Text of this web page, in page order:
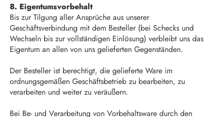
8. Eigentumsvorbehalt
Bis zur Tilgung aller Ansprüche aus unserer
Geschäftsverbindung mit dem Besteller (bei Schecks und
Wechseln bis zur vollständigen Einlösung) verbleibt uns das
Eigentum an allen von uns gelieferten Gegenständen.
Der Besteller ist berechtigt, die gelieferte Ware im
ordnungsgemäßen Geschäftsbetrieb zu bearbeiten, zu
verarbeiten und weiter zu veräußern.
Bei Be- und Verarbeitung von Vorbehaltsware durch den